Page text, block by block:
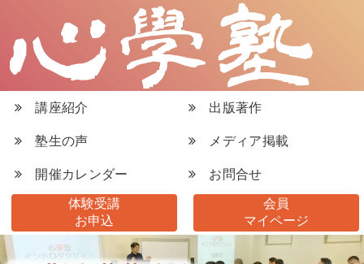
講座紹介 出版著作
塾生の声 メディア掲載
開催カレンダー お問合せ
体験受講
お申込
会員
マイページ